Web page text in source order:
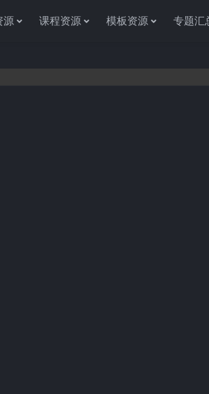
源 课程资源 模板资源 专题汇
问资源杂货铺获取各种信息资源!如果遇到